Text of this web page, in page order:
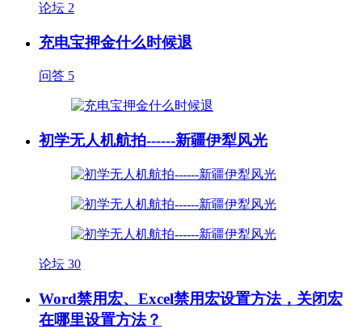
论坛 2
充电宝押金什么时候退
问答 5
初学无人机航拍------新疆伊犁风光
论坛 30
Word禁用宏、Excel禁用宏设置方法，关闭宏
在哪里设置方法？